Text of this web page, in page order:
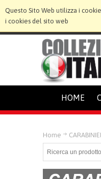
Questo Sito Web utilizza i
i cookies del sito web
HOME
Home